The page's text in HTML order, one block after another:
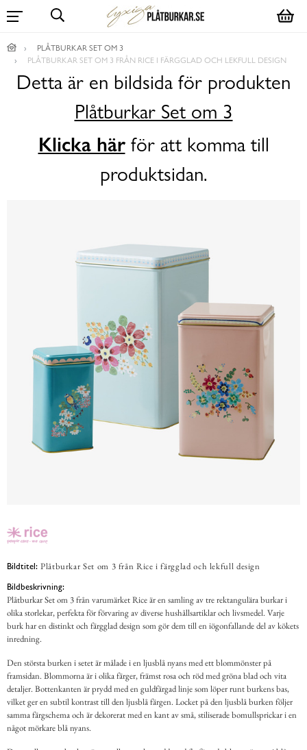
PLÅTBURKAR SET OM 3
PLÅTBURKAR SET OM 3 FRÅN RICE I FÄRGGLAD OCH LEKFULL DESIGN
Detta är en bildsida för produkten
Plåtburkar Set om 3
Klicka härför att komma till
produktsidan.
Bildtitel: Plåtburkar Set om 3 från Rice i färgglad och lekfull design
Bildbeskrivning:
Plåtburkar Set om 3 från varumärket Rice är en samling av tre rektangulära burkar i
olika storlekar, perfekta för förvaring av diverse hushållsartiklar och livsmedel. Varje
burk har en distinkt och färgglad design som gör dem till en iögonfallande del av kökets
inredning.
Den största burken i setet är målade i en ljusblå nyans med ett blommönster på
framsidan. Blommorna är i olika färger, främst rosa och röd med gröna blad och vita
detaljer. Bottenkanten är prydd med en guldfärgad linje som löper runt burkens bas,
vilket ger en subtil kontrast till den ljusblå färgen. Locket på den ljusblå burken följer
samma färgschema och är dekorerat med en kant av små, stiliserade bomullsprickar i en
något mörkare blå nyans.